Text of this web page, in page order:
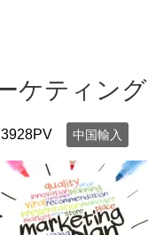
ケティング
3928PV 中国輸入